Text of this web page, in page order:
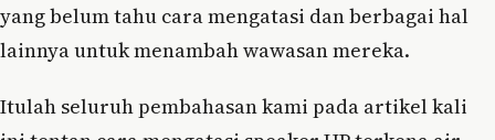
yang belum tahu cara mengatasi dan berbagai hal
lainnya untuk menambah wawasan mereka.
Itulah seluruh pembahasan kami pada artikel kali